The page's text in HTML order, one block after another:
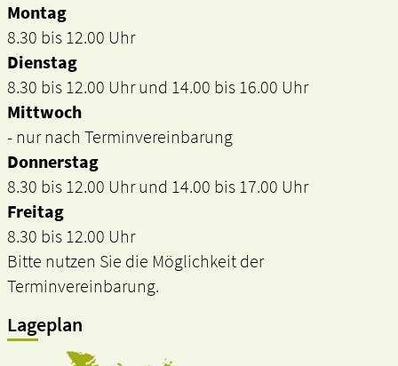
Montag
8.30 bis 12.00 Uhr
Dienstag
8.30 bis 12.00 Uhr und 14.00 bis 16.00 Uhr
Mittwoch
- nur nach Terminvereinbarung
Donnerstag
8.30 bis 12.00 Uhr und 14.00 bis 17.00 Uhr
Freitag
8.30 bis 12.00 Uhr
Bitte nutzen Sie die Möglichkeit der
Terminvereinbarung.
Lageplan